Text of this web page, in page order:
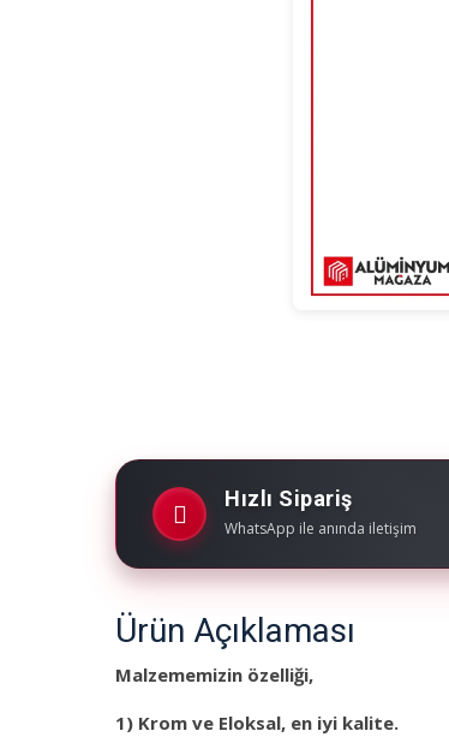
Hızlı Sipariş
WhatsApp ile anında iletişim
Ürün Açıklaması
Malzememizin özelliği,
1) Krom ve Eloksal, en iyi kalite.